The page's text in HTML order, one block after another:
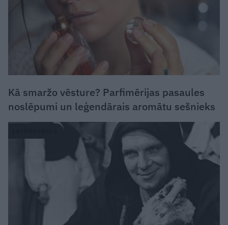
Kā smaržo vēsture? Parfimērijas pasaules
noslēpumi un leģendārais aromātu sešnieks